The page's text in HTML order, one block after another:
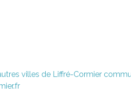
villes de Liffré-Cormier